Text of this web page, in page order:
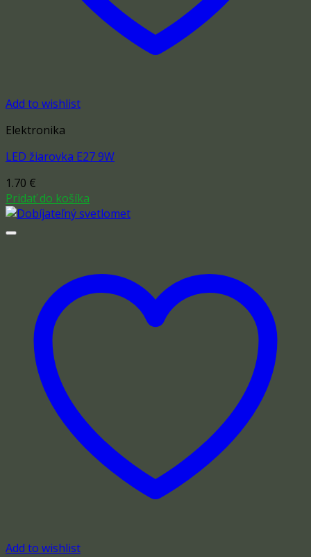
Add to wishlist
Elektronika
LED žiarovka E27 9W
1.70 €
Pridať do košíka
Add to wishlist